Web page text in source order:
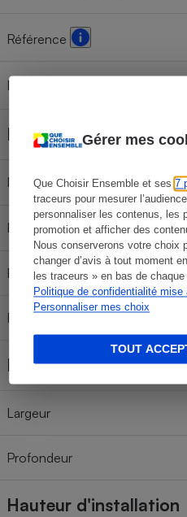
Gérer mes
Que Choisir Ensemble et ses7
traceurs pour mesurer
personnaliser les contenus, les
promotion et afficher des
Nous conserverons votre choix
changer d’avis à tout moment
les traceurs » en bas de chaque
Politique de confidentialité mise
Personnaliser mes choix
TOUT
Référence
Prix indicatif
Filtres à charbon
Indicateur de saturation
Livrés de série
Référence
Prix filtre seul
Dimensions
Largeur
Profondeur
Hauteur d'installation